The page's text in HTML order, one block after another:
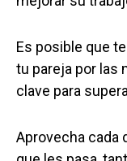
Es posible que
tu pareja por las
clave para
Aprovecha cada